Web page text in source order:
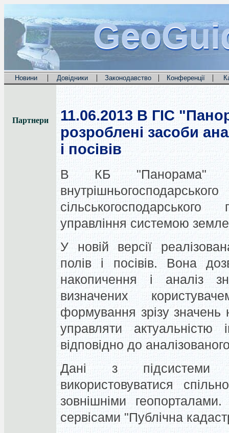
Новини | Довідники | Законодавство | Конференції |
Партнери 11.06.2013 В ГІС
розроблені засоби
і посівів
В КБ "Панорама"
управління системою
У новій версії
полів і посівів. Вона
накопичення і аналіз
визначених
формування зрізу
управляти актуальністю
відповідно до
Дані з підсистеми
використовуватися
зовнішніми
сервісами "Публічна